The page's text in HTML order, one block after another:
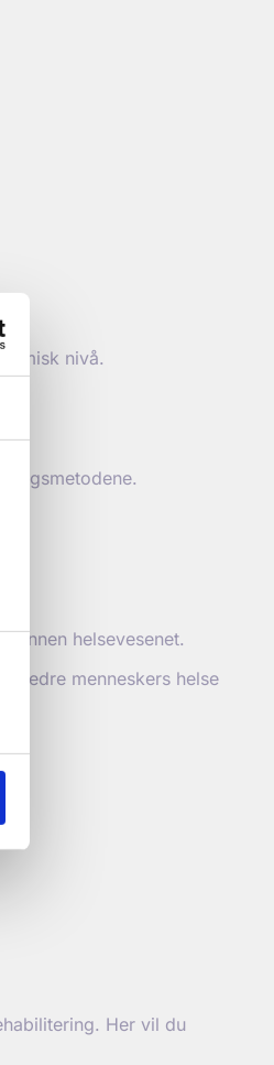
nivå.
innen helsevesenet.
menneskers helse
Her vil du